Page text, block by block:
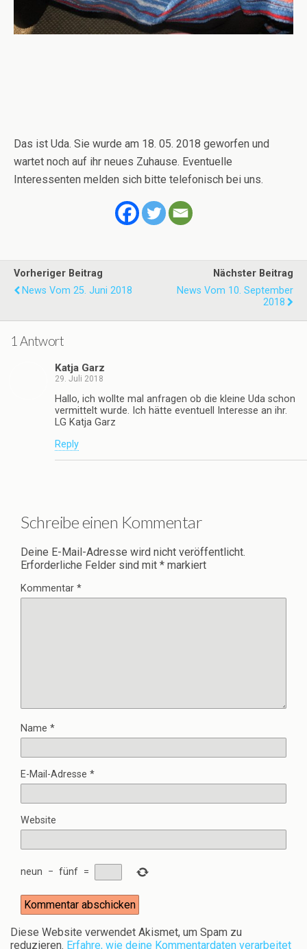
Das ist Uda. Sie wurde am 18. 05. 2018 geworfen und
wartet noch auf ihr neues Zuhause. Eventuelle
Interessenten melden sich bitte telefonisch bei uns.
Vorheriger Beitrag
News Vom 25. Juni 2018
Nächster Beitrag
News Vom 10. September
2018
1 Antwort
Katja Garz
29. Juli 2018
Hallo, ich wollte mal anfragen ob die kleine Uda schon
vermittelt wurde. Ich hätte eventuell Interesse an ihr.
LG Katja Garz
Reply
Schreibe einen Kommentar
Deine E-Mail-Adresse wird nicht veröffentlicht.
Erforderliche Felder sind mit * markiert
Kommentar *
Name *
E-Mail-Adresse *
Website
neun − fünf =
Diese Website verwendet Akismet, um Spam zu
reduzieren. Erfahre, wie deine Kommentardaten verarbeitet